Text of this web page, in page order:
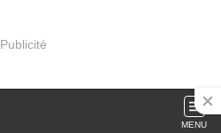
Publicité
MENU